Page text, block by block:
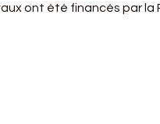
ont été financés par la